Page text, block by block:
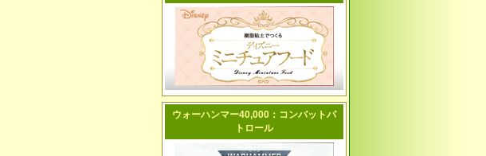
ウォーハンマー40,000：コンバットパ
トロール